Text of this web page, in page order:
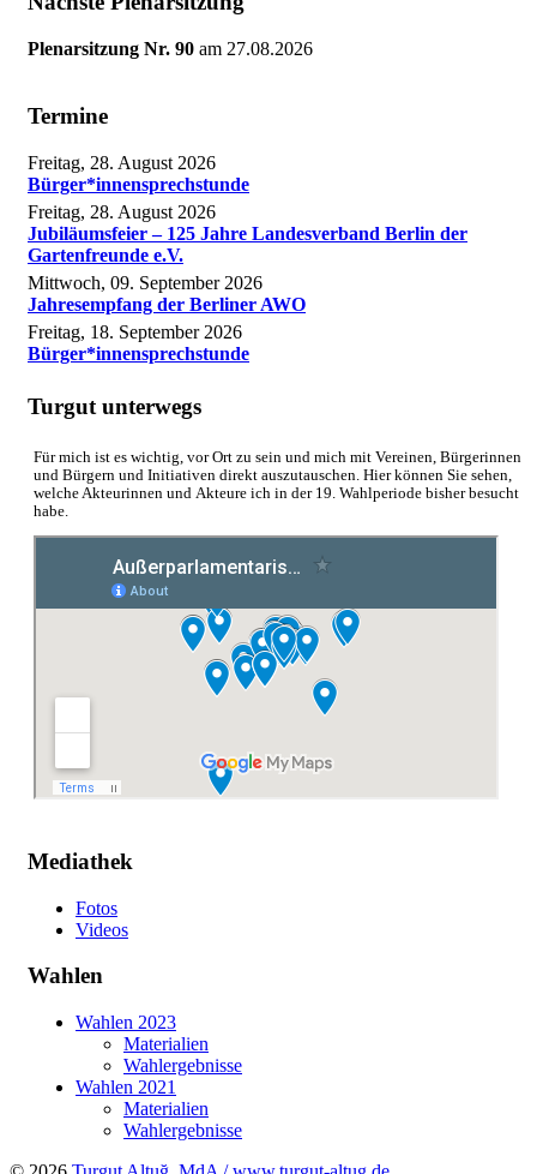
Plenarsitzung Nr. 90 am 27.08.2026
Termine
Freitag, 28. August 2026
Bürger*innensprechstunde
Freitag, 28. August 2026
Jubiläumsfeier – 125 Jahre Landesverband Berlin der
Gartenfreunde e.V.
Mittwoch, 09. September 2026
Jahresempfang der Berliner AWO
Freitag, 18. September 2026
Bürger*innensprechstunde
Turgut unterwegs
Für mich ist es wichtig, vor Ort zu sein und mich mit Vereinen, Bürgerinnen
und Bürgern und Initiativen direkt auszutauschen. Hier können Sie sehen,
welche Akteurinnen und Akteure ich in der 19. Wahlperiode bisher besucht
habe.
Mediathek
Fotos
Videos
Wahlen
Wahlen 2023
Materialien
Wahlergebnisse
Wahlen 2021
Materialien
Wahlergebnisse